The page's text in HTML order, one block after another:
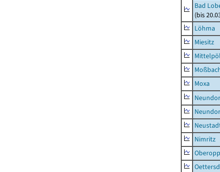
Bad
(bis
Löhma
Miesitz
Moxa
Nimritz